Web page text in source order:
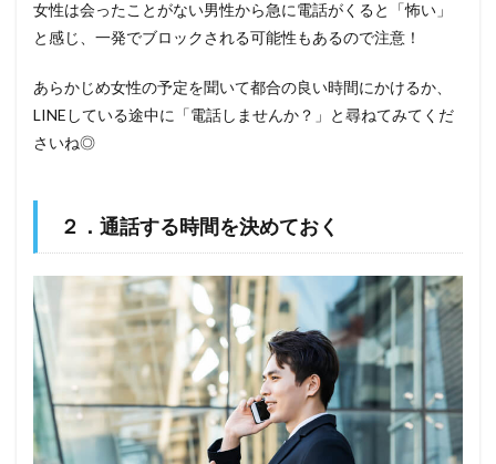
女性は会ったことがない男性から急に電話がくると「怖い」
と感じ、一発でブロックされる可能性もあるので注意！
あらかじめ女性の予定を聞いて都合の良い時間にかけるか、
LINEしている途中に「電話しませんか？」と尋ねてみてくだ
さいね◎
２．通話する時間を決めておく